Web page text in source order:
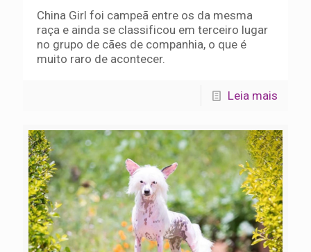
China Girl foi campeã entre os da mesma
raça e ainda se classificou em terceiro lugar
no grupo de cães de companhia, o que é
muito raro de acontecer.
Leia mais